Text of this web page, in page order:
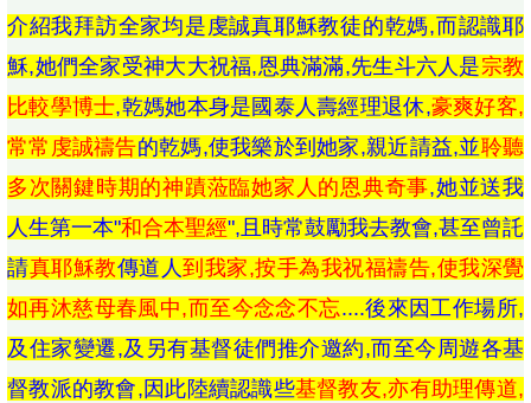
介紹我拜訪全家均是虔誠真耶穌教徒的乾媽,而認識耶
穌,她們全家受神大大祝福,恩典滿滿,先生斗六人 是宗教
比較學博士,乾媽她本身是國泰人壽經理退休,豪爽好客,
常常虔誠禱告的乾媽,使我樂於到她家,親近請益,並聆聽
多次關鍵時期的神蹟蒞臨她家人的恩典奇事,她並送我
人生第一本"和合本聖經",且時常鼓勵我去教會,甚至曾託
請真耶穌教傳道人到我家,按手為我祝福禱告,使我深覺
如再沐慈母春風中,而至今念念不忘....後來因工作場所,
及住家變遷,及另有基督徒們推介邀約,而至今周遊各基
督教派的教會,因此陸續認識些基督教友,亦有助理傳道,